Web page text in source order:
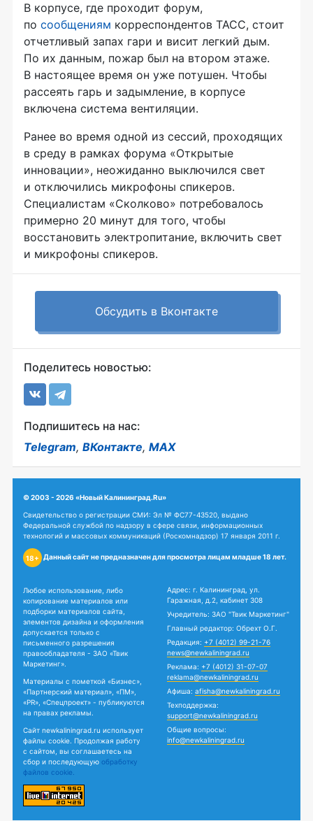
В корпусе, где проходит форум,
по сообщениям корреспондентов ТАСС, стоит
отчетливый запах гари и висит легкий дым.
По их данным, пожар был на втором этаже.
В настоящее время он уже потушен. Чтобы
рассеять гарь и задымление, в корпусе
включена система вентиляции.
Ранее во время одной из сессий, проходящих
в среду в рамках форума «Открытые
инновации», неожиданно выключился свет
и отключились микрофоны спикеров.
Специалистам «Сколково» потребовалось
примерно 20 минут для того, чтобы
восстановить электропитание, включить свет
и микрофоны спикеров.
Обсудить в Вконтакте
Поделитесь новостью:
Подпишитесь на нас:
Telegram, ВКонтакте, MAX
© 2003 - 2026 «Новый Калининград.Ru»
Свидетельство о регистрации СМИ: Эл № ФС77-43520, выдано
Федеральной службой по надзору в сфере связи, информационных
технологий и массовых коммуникаций (Роскомнадзор) 17 января 2011 г.
18+ Данный сайт не предназначен для просмотра лицам младше 18 лет.
Любое использование, либо
копирование материалов или
подборки материалов сайта,
элементов дизайна и оформления
допускается только с
письменного разрешения
правообладателя - ЗАО «Твик
Маркетинг».
Материалы с пометкой «Бизнес»,
«Партнерский материал», «ПМ»,
«PR», «Спецпроект» - публикуются
на правах рекламы.
Сайт newkaliningrad.ru использует
файлы cookie. Продолжая работу
с сайтом, вы соглашаетесь на
сбор и последующую обработку
файлов cookie.
Адрес: г. Калининград, ул.
Гаражная, д.2, кабинет 308
Учредитель: ЗАО "Твик Маркетинг"
Главный редактор: Обрехт О.Г.
Редакция: +7 (4012) 99-21-76
news@newkaliningrad.ru
Реклама: +7 (4012) 31-07-07
reklama@newkaliningrad.ru
Афиша: afisha@newkaliningrad.ru
Техподдержка:
support@newkaliningrad.ru
Общие вопросы:
info@newkaliningrad.ru